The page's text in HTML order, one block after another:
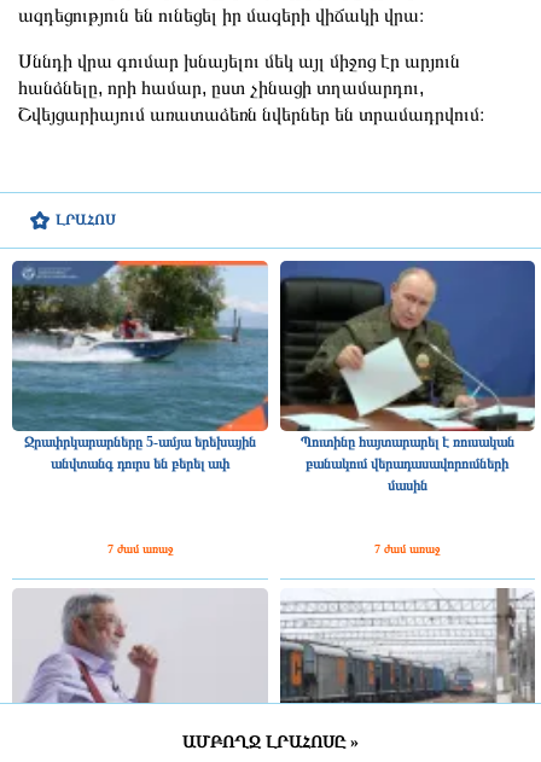
ԼՐԱՀՈՍ
Ջրափրկարարները 5-ամյա երեխային
անվտանգ դուրս են բերել ափ
7 ժամ առաջ
Պուտինը հայտարարել է ռուսական
բանակում վերադասավորումների
մասին
7 ժամ առաջ
ԱՄԲՈՂՋ ԼՐԱՀՈՍԸ »
ազդեցություն են ունեցել իր մազերի վիճակի վրա։
Սննդի վրա գումար խնայելու մեկ այլ միջոց էր արյուն
հանձնելը, որի համար, ըստ չինացի տղամարդու,
Շվեյցարիայում առատաձեռն նվերներ են տրամադրվում։